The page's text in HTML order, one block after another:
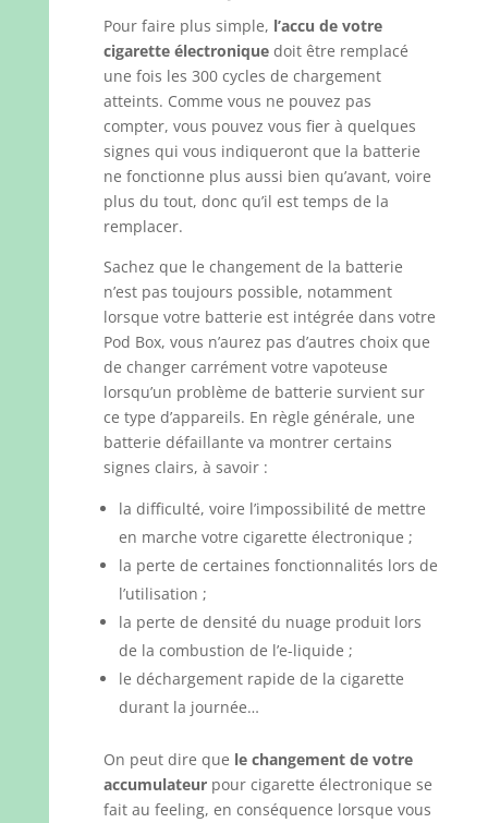
Pour faire plus simple, l’accu de votre
cigarette électroniquedoit être remplacé
une fois les 300 cycles de chargement
atteints. Comme vous ne pouvez pas
compter, vous pouvez vous fier à quelques
signes qui vous indiqueront que la batterie
ne fonctionne plus aussi bien qu’avant, voire
plus du tout, donc qu’il est temps de la
remplacer.
Sachez que le changement de la batterie
n’est pas toujours possible, notamment
lorsque votre batterie est intégrée dans votre
Pod Box, vous n’aurez pas d’autres choix que
de changer carrément votre vapoteuse
lorsqu’un problème de batterie survient sur
ce type d’appareils. En règle générale, une
batterie défaillante va montrer certains
signes clairs, à savoir :
la difficulté, voire l’impossibilité de mettre
en marche votre cigarette électronique ;
la perte de certaines fonctionnalités lors de
l’utilisation ;
la perte de densité du nuage produit lors
de la combustion de l’e-liquide ;
le déchargement rapide de la cigarette
durant la journée…
On peut dire que le changement de votre
accumulateur pour cigarette électronique se
fait au feeling, en conséquence lorsque vous